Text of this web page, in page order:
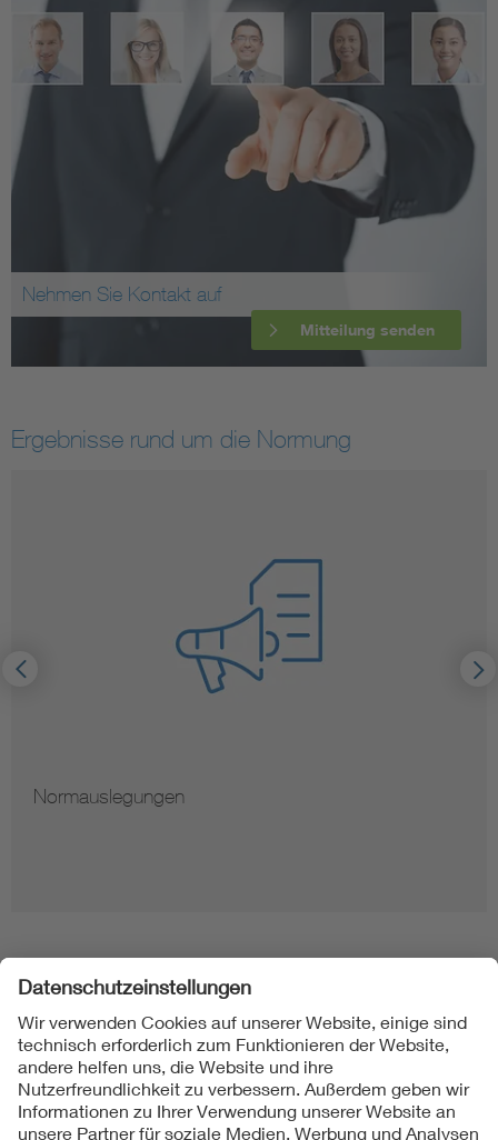
Nehmen Sie Kontakt auf
Mitteilung senden
Ergebnisse rund um die Normung
Normauslegungen
Folgen Sie uns